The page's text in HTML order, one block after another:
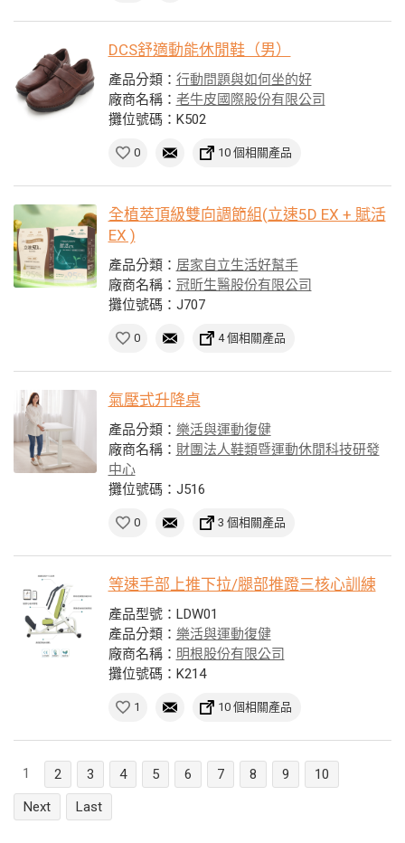
DCS舒適動能休閒鞋（男）
產品分類： 行動問題與如何坐的好
廠商名稱： 老牛皮國際股份有限公司
攤位號碼：K502
0 10 個相關產品
全植萃頂級雙向調節組(立速5D EX + 賦活
EX )
產品分類： 居家自立生活好幫手
廠商名稱： 冠昕生醫股份有限公司
攤位號碼：J707
0 4 個相關產品
氣壓式升降桌
產品分類： 樂活與運動復健
廠商名稱： 財團法人鞋類暨運動休閒科技研發
中心
攤位號碼：J516
0 3 個相關產品
等速手部上推下拉/腿部推蹬三核心訓練
產品型號：LDW01
產品分類： 樂活與運動復健
廠商名稱： 明根股份有限公司
攤位號碼：K214
1 10 個相關產品
1 2 3 4 5 6 7 8 9
10
Next
Last